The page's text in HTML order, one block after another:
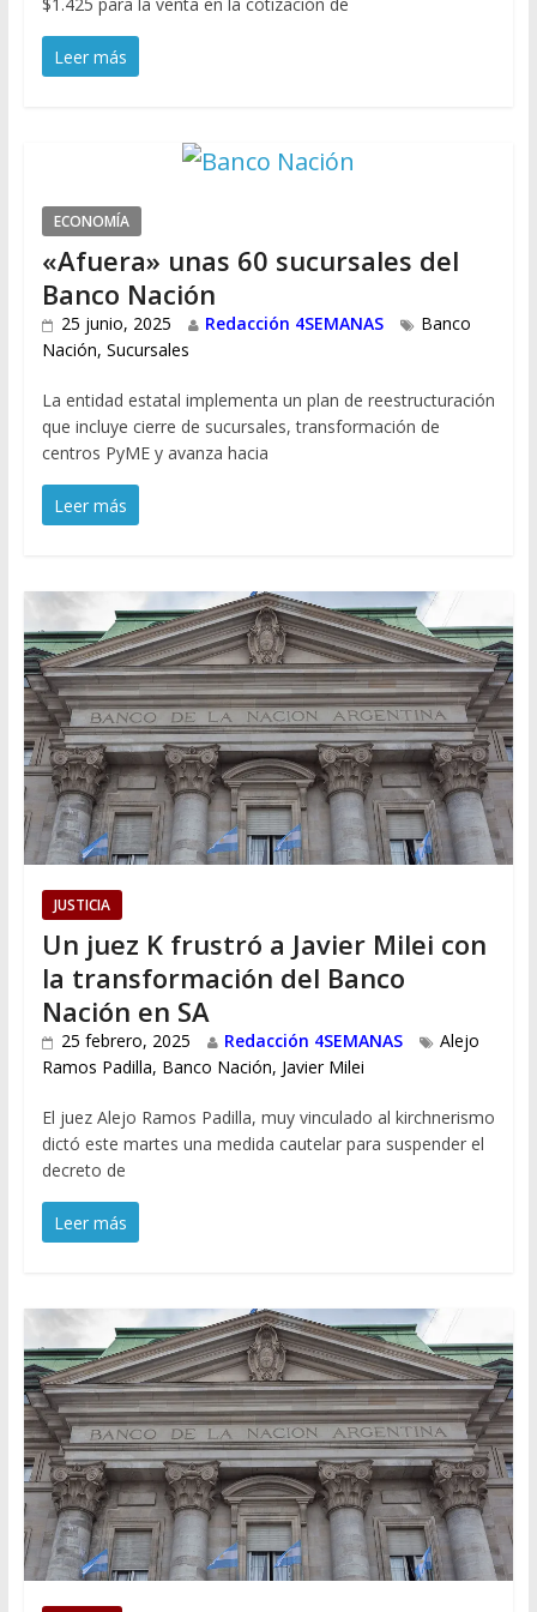
$1.425 para la venta en la cotización de
Leer más
ECONOMÍA
«Afuera» unas 60 sucursales del
Banco Nación
25 junio, 2025 Redacción 4SEMANAS
Banco
Nación, Sucursales
La entidad estatal implementa un plan de reestructuración
que incluye cierre de sucursales, transformación de
centros PyME y avanza hacia
Leer más
JUSTICIA
Un juez K frustró a Javier Milei con
la transformación del Banco
Nación en SA
25 febrero, 2025 Redacción 4SEMANAS
Alejo
Ramos Padilla, Banco Nación, Javier Milei
El juez Alejo Ramos Padilla, muy vinculado al kirchnerismo
dictó este martes una medida cautelar para suspender el
decreto de
Leer más